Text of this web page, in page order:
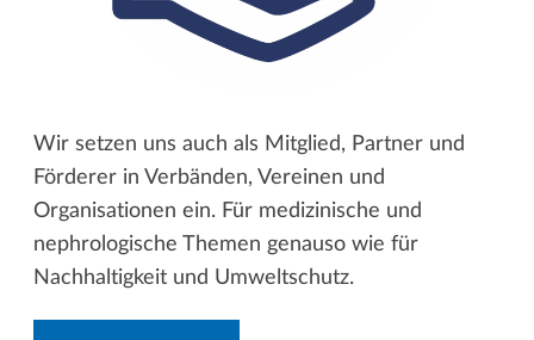
Wir setzen uns auch als Mitglied, Partner und
Förderer in Verbänden, Vereinen und
Organisationen ein. Für medizinische und
nephrologische Themen genauso wie für
Nachhaltigkeit und Umweltschutz.